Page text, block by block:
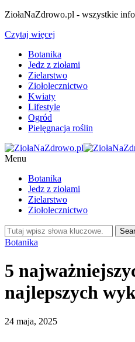
ZiołaNaZdrowo.pl - wszystkie
Czytaj więcej
Botanika
Jedz z ziołami
Zielarstwo
Ziołolecznictwo
Kwiaty
Lifestyle
Ogród
Pielęgnacja roślin
Menu
Botanika
Jedz z ziołami
Zielarstwo
Ziołolecznictwo
Botanika
5
najlepszych
24 maja, 2025